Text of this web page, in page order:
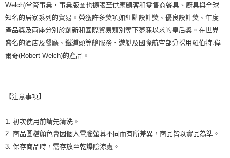
Welch)掌管事業，事業版圖也擴張至供應顧客和零售商餐具、廚具與全球
知名的居家系列的貿易。榮獲許多獎項如紅點設計獎、優良設計獎、年度
產品獎及兩座分別於創新和國際貿易類別奪下夢寐以求的皇后獎。在世界
盛名的酒店及餐廳、鐵道頭等艙服務、遊艇及國際航空部分採用羅伯特.偉
爾奇(Robert Welch)的產品。
【注意事項】
1. 初次使用前請先清洗。
2. 商品圖檔顏色會因個人電腦螢幕不同而有所差異，商品皆以實品為準。
3. 保存商品時，需存放至乾燥陰涼處。